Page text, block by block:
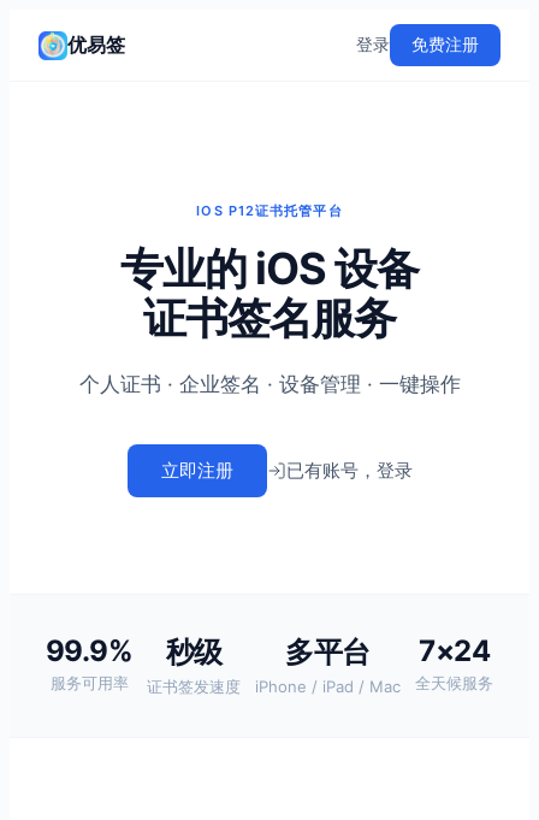
优易签 登录 免费注册
IOS P12证书托管平台
专业的 iOS 设备
证书签名服务
个人证书 · 企业签名 · 设备管理 · 一键操作
立即注册 已有账号，登录
99.9%
服务可用率
秒级
证书签发速度
多平台
iPhone / iPad / Mac
7×24
全天候服务